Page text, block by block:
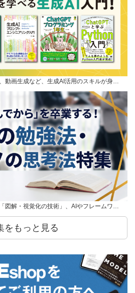
動画生成など、生成AI活用のスキルが身…
図解・視覚化の技術」、AIやフレームワ…
をもっと見る